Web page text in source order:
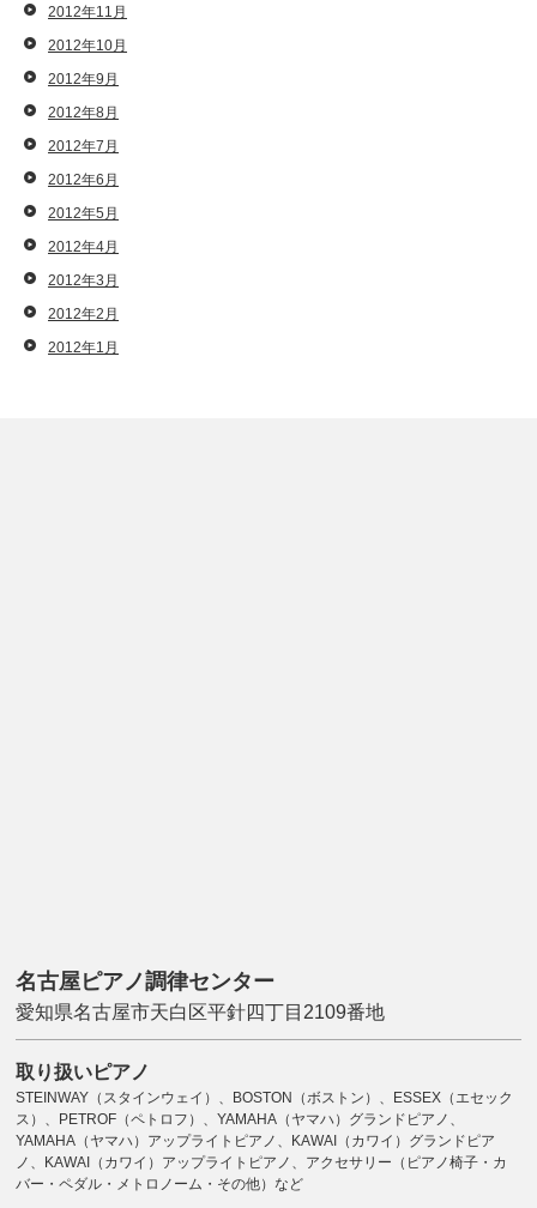
2012年11月
2012年10月
2012年9月
2012年8月
2012年7月
2012年6月
2012年5月
2012年4月
2012年3月
2012年2月
2012年1月
名古屋ピアノ調律センター
愛知県名古屋市天白区平針四丁目2109番地
取り扱いピアノ
STEINWAY（スタインウェイ）、BOSTON（ボストン）、ESSEX（エセック
ス）、PETROF（ペトロフ）、YAMAHA（ヤマハ）グランドピアノ、
YAMAHA（ヤマハ）アップライトピアノ、KAWAI（カワイ）グランドピア
ノ、KAWAI（カワイ）アップライトピアノ、アクセサリー（ピアノ椅子・カ
バー・ペダル・メトロノーム・その他）など